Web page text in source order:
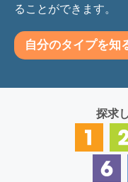
ることができます。
自分のタイプを知
探求